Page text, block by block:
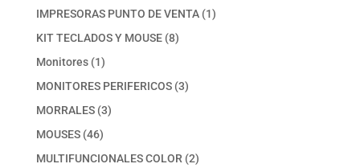
producto
IMPRESORAS PUNTO DE VENTA 11
KIT TECLADOS Y MOUSE 88
Monitores 11
producto
MONITORES PERIFERICOS 33
MORRALES 33
MOUSES 4646
productos
MULTIFUNCIONALES COLOR 22